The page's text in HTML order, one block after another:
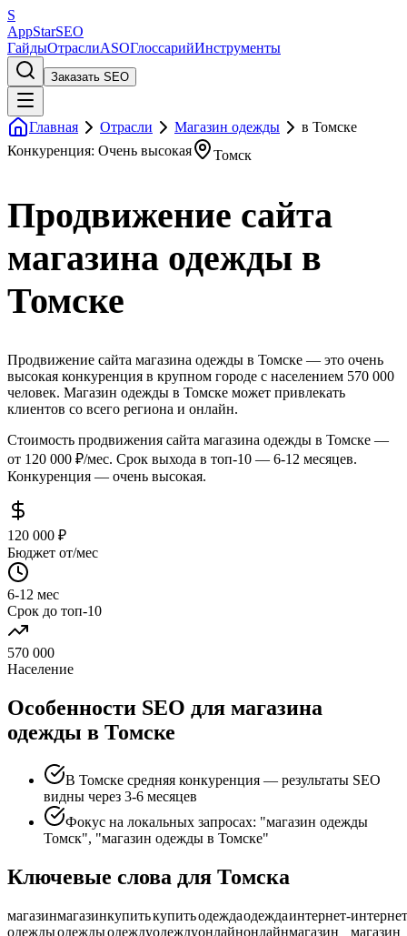
S
AppStarSEO
ГайдыОтраслиASOГлоссарийИнструменты
Заказать SEO
Главная Отрасли Магазин одежды
в Томске
Конкуренция: Очень высокая
Томск
Продвижение сайта
магазина одежды в
Томске
Продвижение сайта магазина одежды в Томске — это очень
высокая конкуренция в крупном городе с населением 570 000
человек. Магазин одежды в Томске может привлекать
клиентов со всего региона и онлайн.
Стоимость продвижения сайта магазина одежды в Томске —
от 120 000 ₽/мес. Срок выхода в топ-10 — 6-12 месяцев.
Конкуренция — очень высокая.
120 000 ₽
Бюджет от/мес
6-12 мес
Срок до топ-10
570 000
Население
Особенности SEO для магазина
одежды в Томске
В Томске средняя конкуренция — результаты SEO
видны через 3-6 месяцев
Фокус на локальных запросах: "магазин одежды
Томск", "магазин одежды в Томске"
Ключевые слова для Томска
магазин
одежды
магазин
одежды
купить
одежду
купить
одежду
одежда
онлайн
одежда
онлайн
интернет-
магазин
магазин